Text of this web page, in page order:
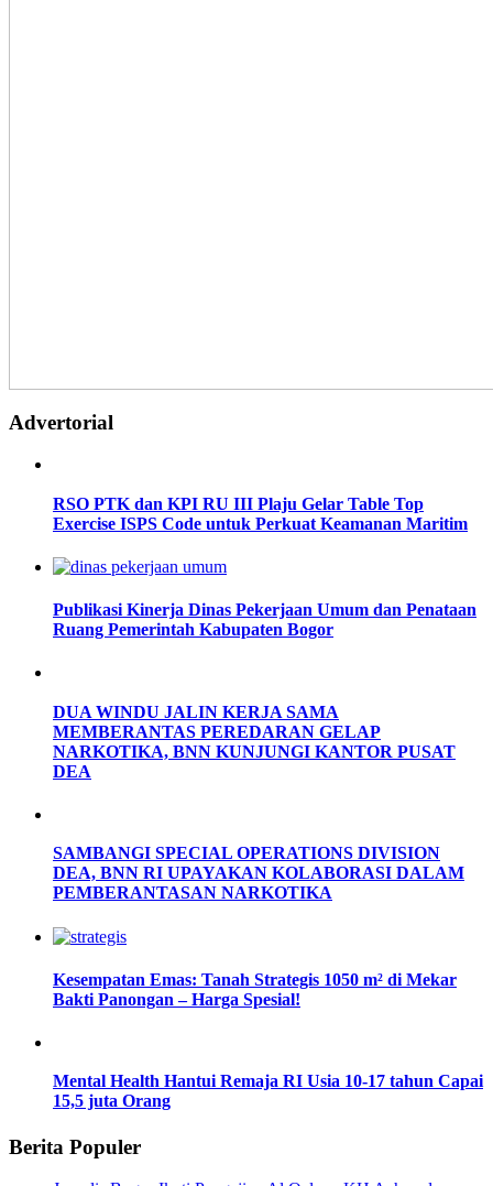
Advertorial
RSO PTK dan KPI RU III Plaju Gelar Table Top
Exercise ISPS Code untuk Perkuat Keamanan Maritim
Publikasi Kinerja Dinas Pekerjaan Umum dan Penataan
Ruang Pemerintah Kabupaten Bogor
DUA WINDU JALIN KERJA SAMA
MEMBERANTAS PEREDARAN GELAP
NARKOTIKA, BNN KUNJUNGI KANTOR PUSAT
DEA
SAMBANGI SPECIAL OPERATIONS DIVISION
DEA, BNN RI UPAYAKAN KOLABORASI DALAM
PEMBERANTASAN NARKOTIKA
Kesempatan Emas: Tanah Strategis 1050 m² di Mekar
Bakti Panongan – Harga Spesial!
Mental Health Hantui Remaja RI Usia 10-17 tahun Capai
15,5 juta Orang
Berita Populer